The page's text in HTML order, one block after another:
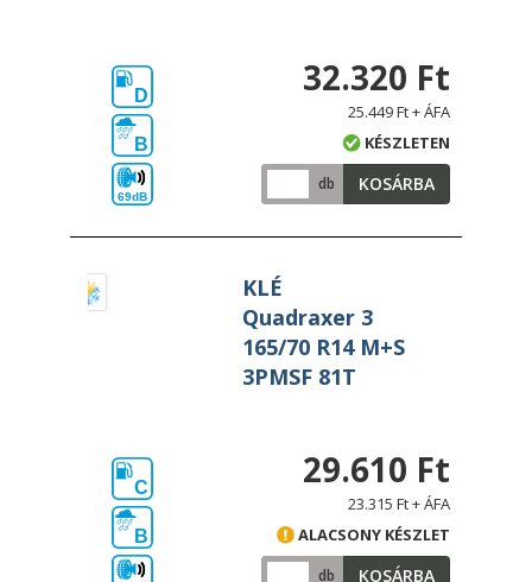
D
B
69dB
32.320 Ft
25.449 Ft + ÁFA
KÉSZLETEN
db KOSÁRBA
KLÉ
Quadraxer 3
165/70 R14 M+S
3PMSF 81T
C
B
29.610 Ft
23.315 Ft + ÁFA
ALACSONY KÉSZLET
db KOSÁRBA